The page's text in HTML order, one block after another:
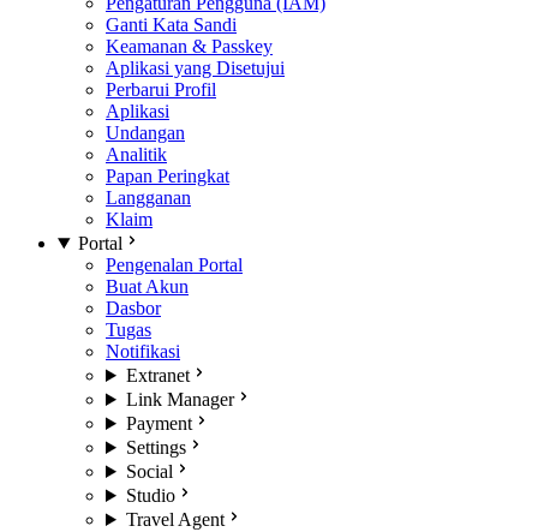
Ganti Kata Sandi
Keamanan & Passkey
Aplikasi yang Disetujui
Perbarui Profil
Aplikasi
Undangan
Analitik
Papan Peringkat
Langganan
Klaim
Portal
Pengenalan Portal
Buat Akun
Dasbor
Tugas
Notifikasi
Extranet
Link Manager
Payment
Settings
Social
Studio
Travel Agent